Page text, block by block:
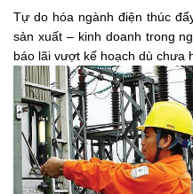
Tự do hóa ngành điện thúc
sản xuất – kinh doanh trong
báo lãi vượt kế hoạch dù chưa